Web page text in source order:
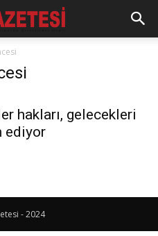
hakları, gelecekleri
ediyor
- 2024